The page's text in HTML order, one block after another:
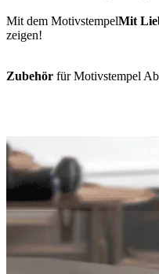
Mit dem MotivstempelMit
zeigen!
Zubehör für Motivstempel